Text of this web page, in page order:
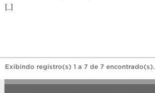
[…]
Exibindo registro(s) 1 a 7 de 7 encontrado(s).